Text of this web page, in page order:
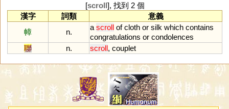
[scroll], 找到 2 個
漢字
詞類
意義
幛
n.
a scroll of cloth or silk which contains
congratulations or condolences
聯
n. scroll, couplet